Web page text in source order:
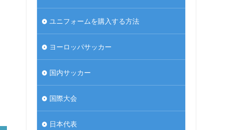
ユニフォームを購入する方法
ヨーロッパサッカー
国内サッカー
国際大会
日本代表